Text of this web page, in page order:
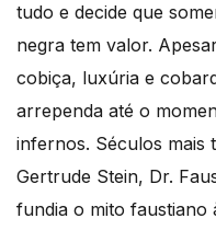
tudo e decide que
negra tem valor.
cobiça, luxúria e
arrependa até o
infernos. Séculos mais
Gertrude Stein, Dr.
fundia o mito faustiano